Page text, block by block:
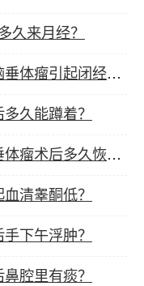
久来月经？
引起闭经怎么办？
久能蹲着？
后多久恢复力气？
清睾酮低？
下午浮肿？
腔里有痰？